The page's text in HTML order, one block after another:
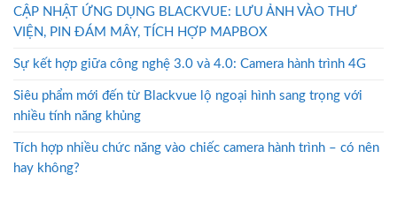
CẬP NHẬT ỨNG DỤNG BLACKVUE: LƯU ẢNH VÀO THƯ
VIỆN, PIN ĐÁM MÂY, TÍCH HỢP MAPBOX
Sự kết hợp giữa công nghệ 3.0 và 4.0: Camera hành trình 4G
Siêu phẩm mới đến từ Blackvue lộ ngoại hình sang trọng với
nhiều tính năng khủng
Tích hợp nhiều chức năng vào chiếc camera hành trình – có nên
hay không?